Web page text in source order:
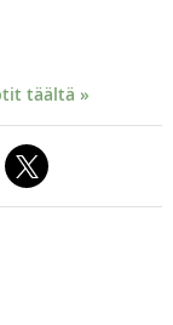
täältä »